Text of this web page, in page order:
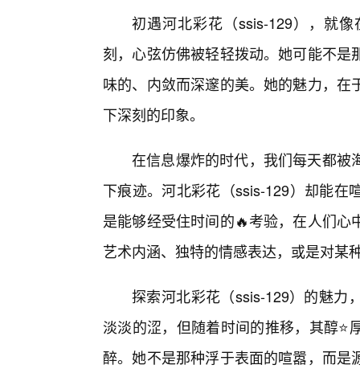
初遇河北彩花（ssis-129），就
刻，心弦仿佛被轻轻拨动。她可能不
味的、内敛而深邃的美。她的魅力，
下深刻的印象。
在信息爆炸的时代，我们每天都被
下痕迹。河北彩花（ssis-129）却能在
是能够经受住时间的🔥考验，在人们
艺术内涵、独特的情感表达，或是对某
探索河北彩花（ssis-129）的魅力
淡淡的涩，但随着时间的推移，其醇
醉。她不是那种浮于表面的喧嚣，而